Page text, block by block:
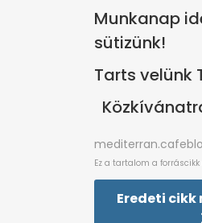
Munkanap
sütizünk!
Tarts velünk
Eredeti